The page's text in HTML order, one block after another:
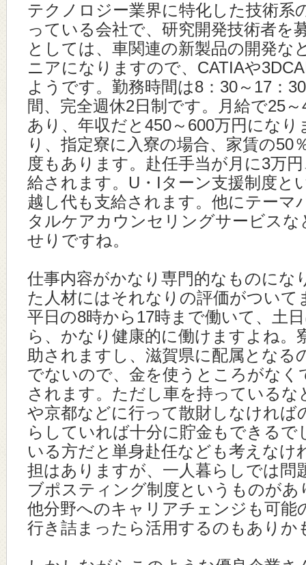
テクノロジー業界に特化した技術系
っている会社で、研究開発技術者を
としては、車関連の新製品の開発な
ニアになりますので、CATIAや
ようです。勤務時間は8：30～17：
間、完全週休2日制です。月給で25
あり、年収だと450～600万円にな
り、指定寮に入寮の場合、家賃の50
度もあります。赴任手当が月に3万
給されます。U・Iターン支援制度と
越し代も支給されます。他にテーマ
タルケアカウンセリングサービス
せりですね。
仕事内容がかなり専門的なものにな
た人材にはそれなりの評価がついて
平日の8時から17時まで働いて、土
ら、かなり健康的に働けますよね。
助されますし、滋賀県に配属となる
でないので、金を使うところがなく
されます。ただし車を持っているな
や京都などに行って散財しなければ
らしていれば十分に貯金もできるで
いる方だと単身赴任なども考えなけ
担はありますが、一人暮らしでは問
ブポスティング制度というものが
他分野へのキャリアチェンジも可能
行き詰まったら活用するのもありか